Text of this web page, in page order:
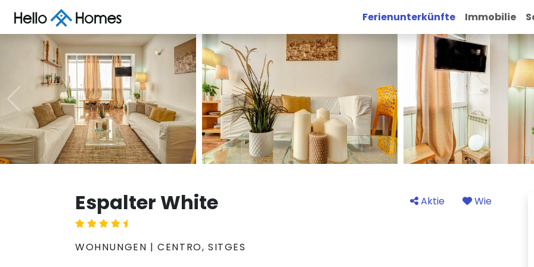
Ferienunterkünfte Immobilie
Espalter White Aktie Wie
WOHNUNGEN | CENTRO, SITGES